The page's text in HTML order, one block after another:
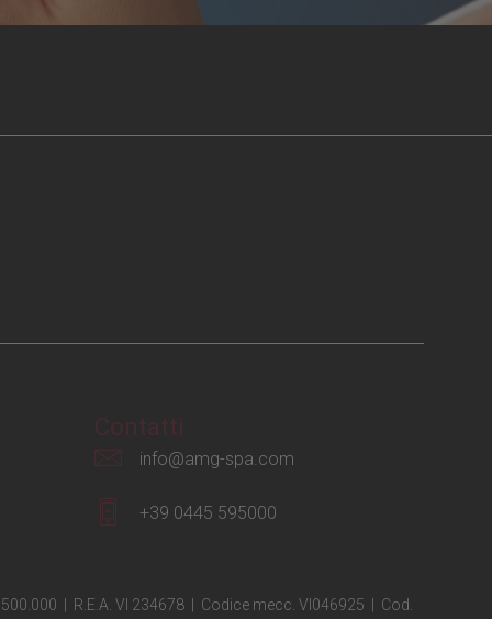
Contatti
info@amg-spa.com
+39 0445 595000
| R.E.A. VI 234678 | Codice mecc. VI046925 | Cod.